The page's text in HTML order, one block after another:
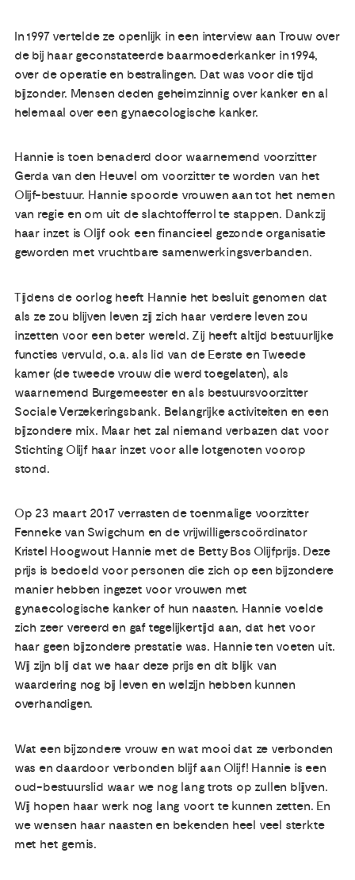
In 1997 vertelde ze openlijk in een interview aan Trouw over
de bij haar geconstateerde baarmoederkanker in 1994,
over de operatie en bestralingen. Dat was voor die tijd
bijzonder. Mensen deden geheimzinnig over kanker en al
helemaal over een gynaecologische kanker.
Hannie is toen benaderd door waarnemend voorzitter
Gerda van den Heuvel om voorzitter te worden van het
Olijf-bestuur. Hannie spoorde vrouwen aan tot het nemen
van regie en om uit de slachtofferrol te stappen. Dankzij
haar inzet is Olijf ook een financieel gezonde organisatie
geworden met vruchtbare samenwerkingsverbanden.
Tijdens de oorlog heeft Hannie het besluit genomen dat
als ze zou blijven leven zij zich haar verdere leven zou
inzetten voor een beter wereld. Zij heeft altijd bestuurlijke
functies vervuld, o.a. als lid van de Eerste en Tweede
kamer (de tweede vrouw die werd toegelaten), als
waarnemend Burgemeester en als bestuursvoorzitter
Sociale Verzekeringsbank. Belangrijke activiteiten en een
bijzondere mix. Maar het zal niemand verbazen dat voor
Stichting Olijf haar inzet voor alle lotgenoten voorop
stond.
Op 23 maart 2017 verrasten de toenmalige voorzitter
Fenneke van Swigchum en de vrijwilligerscoördinator
Kristel Hoogwout Hannie met de Betty Bos Olijfprijs. Deze
prijs is bedoeld voor personen die zich op een bijzondere
manier hebben ingezet voor vrouwen met
gynaecologische kanker of hun naasten. Hannie voelde
zich zeer vereerd en gaf tegelijkertijd aan, dat het voor
haar geen bijzondere prestatie was. Hannie ten voeten uit.
Wij zijn blij dat we haar deze prijs en dit blijk van
waardering nog bij leven en welzijn hebben kunnen
overhandigen.
Wat een bijzondere vrouw en wat mooi dat ze verbonden
was en daardoor verbonden blijf aan Olijf! Hannie is een
oud-bestuurslid waar we nog lang trots op zullen blijven.
Wij hopen haar werk nog lang voort te kunnen zetten. En
we wensen haar naasten en bekenden heel veel sterkte
met het gemis.